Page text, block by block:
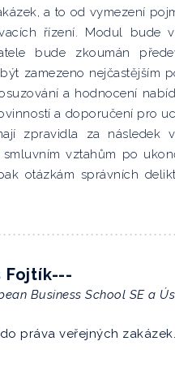
a to od vymezení
řízení. Modul bude
bude zkoumán
zamezeno nejčastějším
a hodnocení
a doporučení pro
zpravidla za následek
vztahům po
otázkám správních
Fojtík---
Business School SE a
práva veřejných zakázek.